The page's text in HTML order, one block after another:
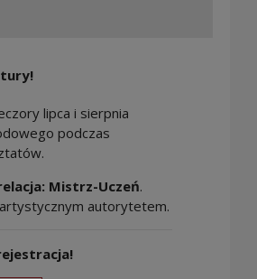
lipca i sierpnia
podczas
Mistrz-Uczeń.
autorytetem.